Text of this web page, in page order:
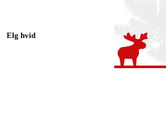
Elg hvid